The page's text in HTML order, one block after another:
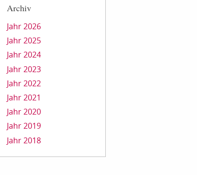
Archiv
Jahr 2026
Jahr 2025
Jahr 2024
Jahr 2023
Jahr 2022
Jahr 2021
Jahr 2020
Jahr 2019
Jahr 2018